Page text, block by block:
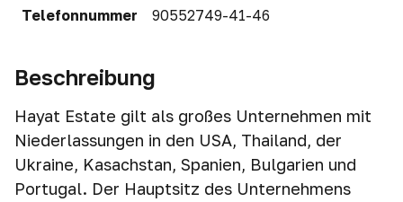
Telefonnummer 90552749-41-46
Beschreibung
Hayat Estate gilt als großes Unternehmen mit
Niederlassungen in den USA, Thailand, der
Ukraine, Kasachstan, Spanien, Bulgarien und
Portugal. Der Hauptsitz des Unternehmens